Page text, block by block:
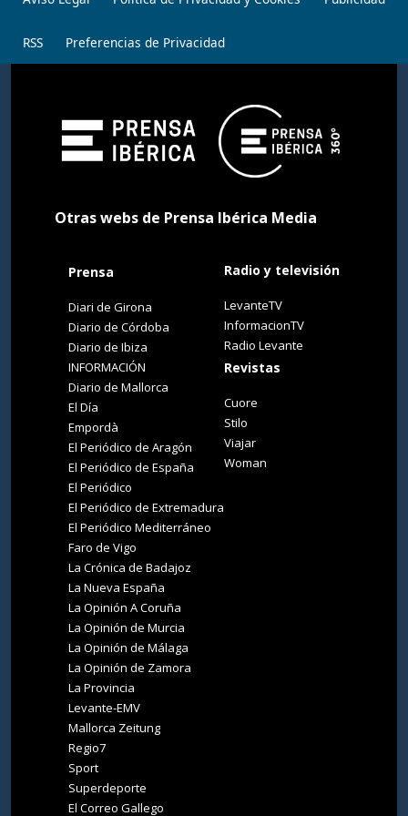
RSS Preferencias de Privacidad
Otras webs de Prensa Ibérica Media
Prensa
Diari de Girona
Diario de Córdoba
Diario de Ibiza
INFORMACIÓN
Diario de Mallorca
El Día
Empordà
El Periódico de Aragón
El Periódico de España
El Periódico
El Periódico de Extremadura
El Periódico Mediterráneo
Faro de Vigo
La Crónica de Badajoz
La Nueva España
La Opinión A Coruña
La Opinión de Murcia
La Opinión de Málaga
La Opinión de Zamora
La Provincia
Levante-EMV
Mallorca Zeitung
Regio7
Sport
Superdeporte
El Correo Gallego
Radio y televisión
LevanteTV
InformacionTV
Radio Levante
Revistas
Cuore
Stilo
Viajar
Woman